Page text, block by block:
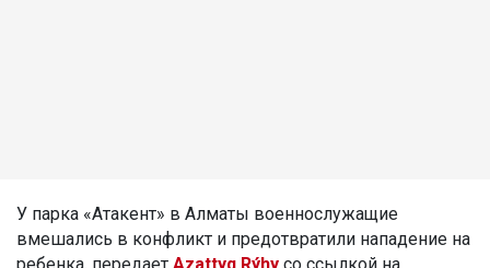
У парка «Атакент» в Алматы военнослужащие
вмешались в конфликт и предотвратили нападение на